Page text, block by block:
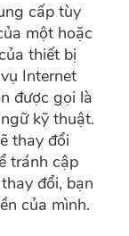
cấp tùy
một hoặc
thiết bị
Internet
được gọi là
kỹ thuật.
thay đổi
tránh cập
đổi, bạn
của mình.